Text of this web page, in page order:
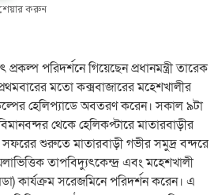
করুন
পরিদর্শনে গিয়েছেন প্রধানমন্ত্রী তারেক
মতো কক্সবাজারের মহেশখালীর
হেলিপ্যাডে অবতরণ করেন। সকাল ৯টা
থেকে হেলিকপ্টারে মাতারবাড়ীর
সফরের শুরুতে মাতারবাড়ী গভীর সমুদ্র বন্দরে
তাপবিদ্যুৎকেন্দ্র এবং মহেশখালী
কার্যক্রম সরেজমিনে পরিদর্শন করেন। এ